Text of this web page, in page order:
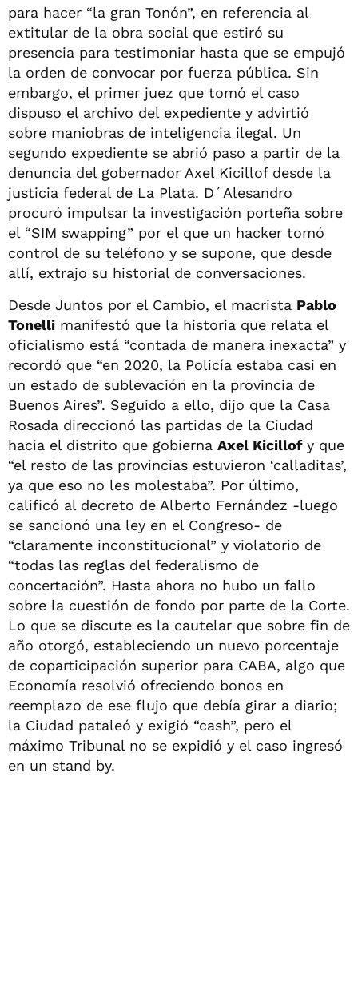
para hacer “la gran Tonón”, en referencia al
extitular de la obra social que estiró su
presencia para testimoniar hasta que se empujó
la orden de convocar por fuerza pública. Sin
embargo, el primer juez que tomó el caso
dispuso el archivo del expediente y advirtió
sobre maniobras de inteligencia ilegal. Un
segundo expediente se abrió paso a partir de la
denuncia del gobernador Axel Kicillof desde la
justicia federal de La Plata. D´Alesandro
procuró impulsar la investigación porteña sobre
el “SIM swapping” por el que un hacker tomó
control de su teléfono y se supone, que desde
allí, extrajo su historial de conversaciones.
Desde Juntos por el Cambio, el macrista Pablo
Tonelli manifestó que la historia que relata el
oficialismo está “contada de manera inexacta” y
recordó que “en 2020, la Policía estaba casi en
un estado de sublevación en la provincia de
Buenos Aires”. Seguido a ello, dijo que la Casa
Rosada direccionó las partidas de la Ciudad
hacia el distrito que gobierna Axel Kicillofy que
“el resto de las provincias estuvieron ‘calladitas’,
ya que eso no les molestaba”. Por último,
calificó al decreto de Alberto Fernández -luego
se sancionó una ley en el Congreso- de
“claramente inconstitucional” y violatorio de
“todas las reglas del federalismo de
concertación”. Hasta ahora no hubo un fallo
sobre la cuestión de fondo por parte de la Corte.
Lo que se discute es la cautelar que sobre fin de
año otorgó, estableciendo un nuevo porcentaje
de coparticipación superior para CABA, algo que
Economía resolvió ofreciendo bonos en
reemplazo de ese flujo que debía girar a diario;
la Ciudad pataleó y exigió “cash”, pero el
máximo Tribunal no se expidió y el caso ingresó
en un stand by.